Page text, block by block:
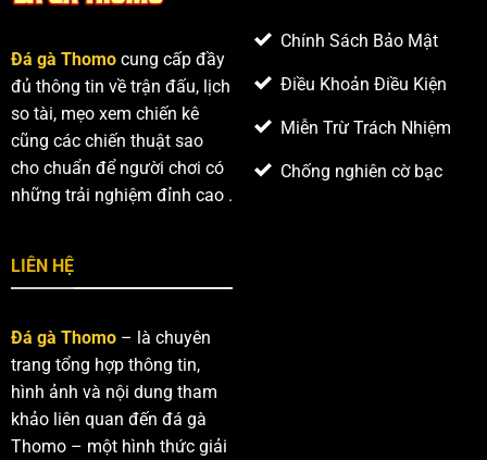
dẫn
Đá gà Thomo cung cấp đầy
đủ thông tin về trận đấu, lịch
so tài, mẹo xem chiến kê
cũng các chiến thuật sao
cho chuẩn để người chơi có
những trải nghiệm đỉnh cao .
Chính Sách Bảo Mật
Điều Khoản Điều Kiện
Miễn Trừ Trách Nhiệm
Chống nghiên cờ bạc
LIÊN HỆ
Đá gà Thomo– là chuyên
trang tổng hợp thông tin,
hình ảnh và nội dung tham
khảo liên quan đến đá gà
Thomo – một hình thức giải